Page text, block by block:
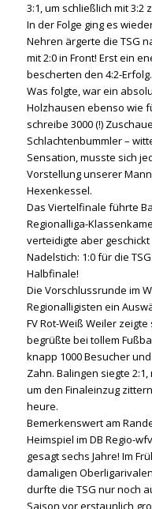
3:1, um schließlich mit 3:2
In der Folge ging es
Nehren ärgerte die TSG
mit 2:0 in Front! Erst ein
bescherten den 4:2-Erfolg.
Was folgte, war ein
Holzhausen ebenso wie
schreibe 3000 (!)
Schlachtenbummler –
Sensation, musste sich
Vorstellung unserer
Hexenkessel.
Das Viertelfinale führte
Regionalliga-
verteidigte aber
Nadelstich: 1:0 für die
Halbfinale!
Die Vorschlussrunde im
Regionalligisten ein
FV Rot-Weiß Weiler
begrüßte bei tollem
knapp 1000 Besucher
Zahn. Balingen siegte
um den Finaleinzug
heure.
Bemerkenswert am
Heimspiel im DB Regio-
gesagt sechs Jahre! Im
damaligen
durfte die TSG nur noch
Saison vor erstaunlich